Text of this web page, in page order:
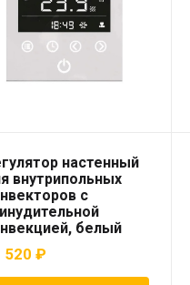
настенный
внутрипольных
с
белый
520₽